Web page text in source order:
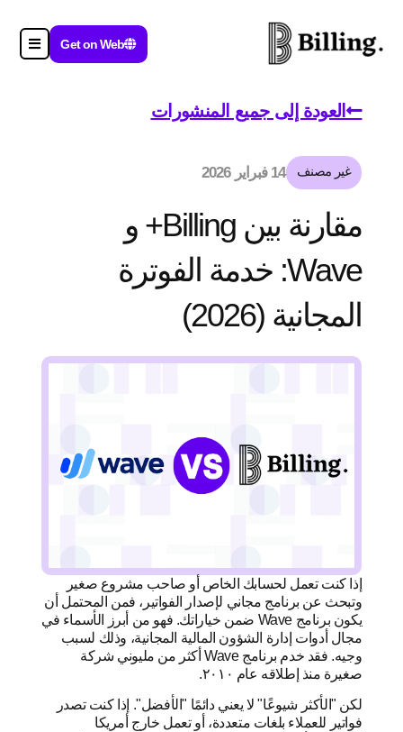
Get on Web
العودة إلى جميع المنشورات
غير مصنف 14 فبراير 2026
مقارنة بين Billing+ و
Wave: خدمة الفوترة
المجانية (2026)
إذا كنت تعمل لحسابك الخاص أو صاحب مشروع صغير
وتبحث عن برنامج مجاني لإصدار الفواتير، فمن المحتمل أن
يكون برنامج Wave ضمن خياراتك. فهو من أبرز الأسماء في
مجال أدوات إدارة الشؤون المالية المجانية، وذلك لسبب
وجيه. فقد خدم برنامج Wave أكثر من مليوني شركة
صغيرة منذ إطلاقه عام ٢٠١٠.
لكن "الأكثر شيوعًا" لا يعني دائمًا "الأفضل". إذا كنت تصدر
فواتير للعملاء بلغات متعددة، أو تعمل خارج أمريكا